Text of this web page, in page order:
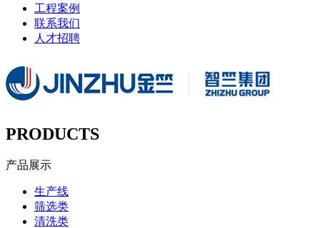
工程案例
联系我们
人才招聘
PRODUCTS
产品展示
生产线
筛选类
清洗类